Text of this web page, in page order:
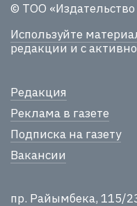
© ТОО
Используйте
редакции и с
Редакция
Реклама в газете
Подписка на газету
Вакансии
пр. Райымбека, 115/